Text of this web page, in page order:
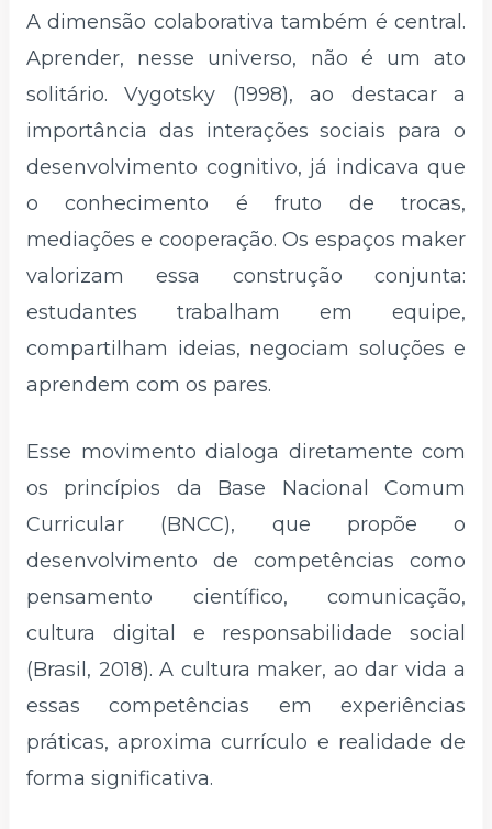
A dimensão colaborativa também é central.
Aprender, nesse universo, não é um ato
solitário. Vygotsky (1998), ao destacar a
importância das interações sociais para o
desenvolvimento cognitivo, já indicava que
o conhecimento é fruto de trocas,
mediações e cooperação. Os espaços maker
valorizam essa construção conjunta:
estudantes trabalham em equipe,
compartilham ideias, negociam soluções e
aprendem com os pares.
Esse movimento dialoga diretamente com
os princípios da Base Nacional Comum
Curricular (BNCC), que propõe o
desenvolvimento de competências como
pensamento científico, comunicação,
cultura digital e responsabilidade social
(Brasil, 2018). A cultura maker, ao dar vida a
essas competências em experiências
práticas, aproxima currículo e realidade de
forma significativa.